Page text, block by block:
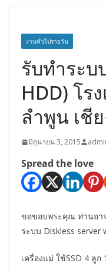
งานทั่วไปรายวัน
รับทำระบ
HDD) โร
ลำพูน เชี
มิถุนายน 3, 2015
Spread the love
ขอขอบพระคุณ ท่านอา
ระบบ Diskless server
เครื่องแม่ ใช้SSD 4 ลูก